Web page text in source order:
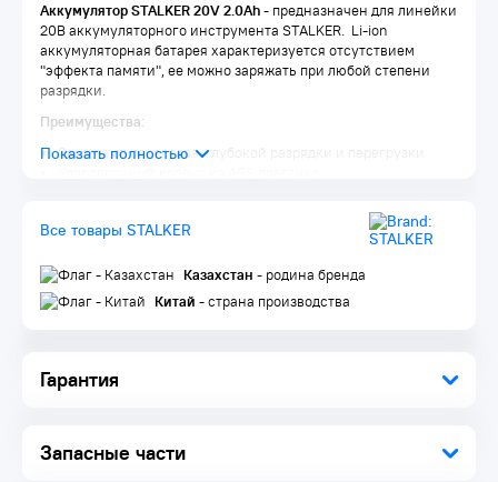
Гарантия
Запасные части
Аккумулятор STALKER 20V 2.0Ah- предназначен для линейки
20В аккумуляторного инструмента STALKER. Li-ion
аккумуляторная батарея характеризуется отсутствием
"эффекта памяти", ее можно заряжать при любой степени
разрядки.
Преимущества:
Защита от перегрева, глубокой разрядки и перегрузки
Комплектация:
Все товары STALKER
Казахстан - родина бренда
Китай - страна производства